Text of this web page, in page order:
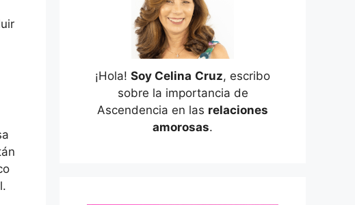
¡Hola! Soy Celina Cruz, escribo
sobre la importancia de
Ascendencia en las relaciones
amorosas.